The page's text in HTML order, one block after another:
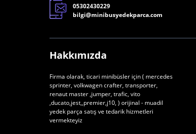
05302430229
bilgi@minibusyedekparca.com
Hakkımızda
Firma olarak, ticari minibüsler için ( mercedes
sprinter, volkwagen crafter, transporter,
renaut master ,jumper, trafic, vito
,ducato,jest,,premier,j10, ) orijinal - muadil
yedek parça satış ve tedarik hizmetleri
vermekteyiz